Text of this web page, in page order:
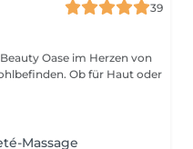
39
Ob für Haut oder
Massage